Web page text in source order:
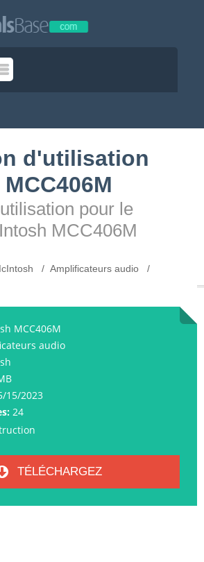
d'utilisation
pour le
MCC406M
Amplificateurs audio
MCC406M
audio
15/2023
24
TÉLÉCHARGEZ